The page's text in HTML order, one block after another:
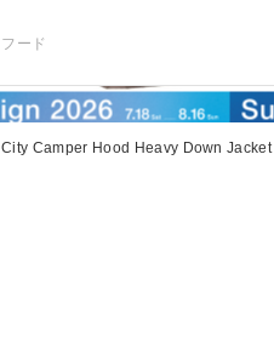
フード
City Camper Hood Heavy Down Jacket